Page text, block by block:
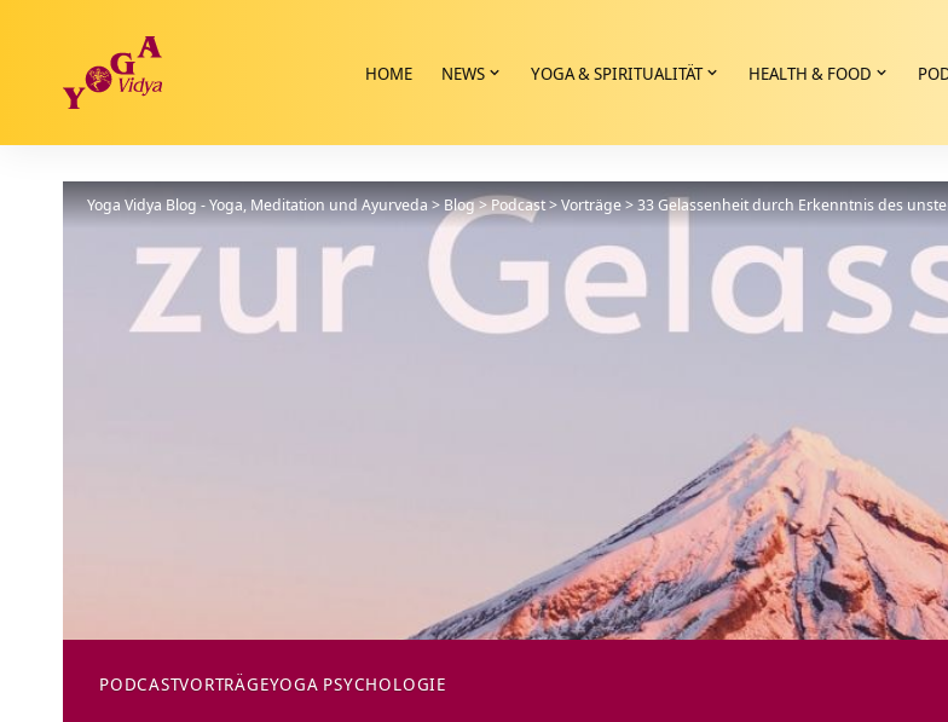
HOME NEWS YOGA & SPIRITUALITÄT HEALTH & FOOD
Yoga Vidya Blog - Yoga, Meditation und Ayurveda>Blog>Podcast>Vorträge>33 Gelassenheit durch Erkenntnis des
PODCASTVORTRÄGEYOGA PSYCHOLOGIE